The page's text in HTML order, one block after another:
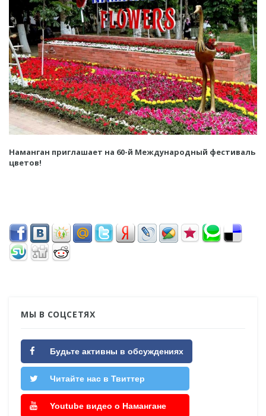
Наманган приглашает на 60-й Международный фестиваль
цветов!
МЫ В СОЦСЕТЯХ
Будьте активны в обсуждениях
Читайте нас в Твиттер
Youtube видео о Намангане